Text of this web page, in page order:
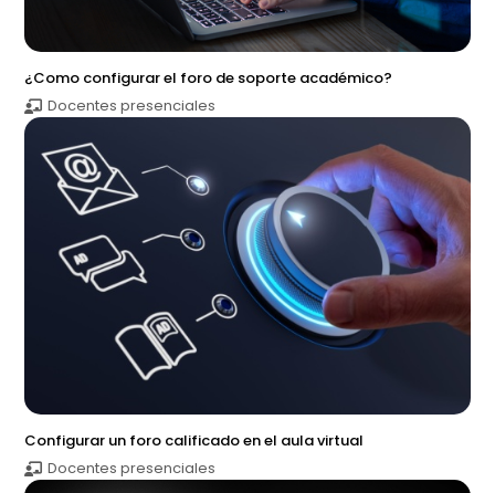
¿Como configurar el foro de soporte académico?
Docentes presenciales
Configurar un foro calificado en el aula virtual
Docentes presenciales